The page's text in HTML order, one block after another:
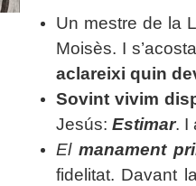
Un mestre de la
Moisès. I
aclareixi quin
Sovint vivim
Jesús: Estimar. I
El manament
fidelitat. Davant